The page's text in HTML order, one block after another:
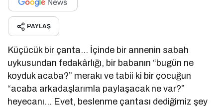
PAYLAŞ
Küçücük bir çanta… İçinde bir annenin sabah
uykusundan fedakârlığı, bir babanın “bugün ne
koyduk acaba?” merakı ve tabii ki bir çocuğun
“acaba arkadaşlarımla paylaşacak ne var?”
heyecanı… Evet, beslenme çantası dediğimiz şey